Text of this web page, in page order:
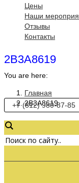
Цены
Наши
Отзывы
Контакты
2B3A8619
You are here:
Главная
2B3A8619
+7 (812) 980-87-85